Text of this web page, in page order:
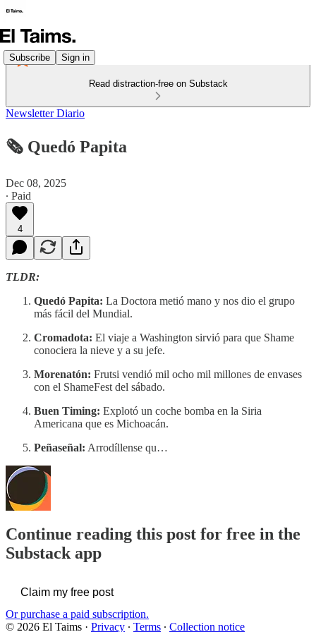
Subscribe Sign in
Read distraction-free on Substack
Newsletter Diario
🗞️ Quedó Papita
Dec 08, 2025
∙ Paid
4
TLDR:
Quedó Papita: La Doctora metió mano y nos dio el grupo
más fácil del Mundial.
Cromadota: El viaje a Washington sirvió para que Shame
conociera la nieve y a su jefe.
Morenatón: Frutsi vendió mil ocho mil millones de envases
con el ShameFest del sábado.
Buen Timing: Explotó un coche bomba en la Siria
Americana que es Michoacán.
Peñaseñal: Arrodíllense qu…
Continue reading this post for free in the
Substack app
Claim my free post
Or purchase a paid subscription.
© 2026 El Taims · Privacy ∙ Terms ∙ Collection notice